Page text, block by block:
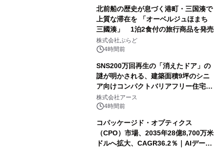
北前船の歴史が息づく港町・三国湊で
上質な滞在を 「オーベルジュほまち
三國湊」 1泊2食付の旅行商品を発売
株式会社ぷらど
4時間前
SNS200万回再生の「消えたドア」の
謎が明かされる、建築面積9坪のシニ
ア向けコンパクトバリアフリー住宅が
誕生
株式会社アース
4時間前
コパッケージド・オプティクス
（CPO）市場、2035年28億8,700万米
ドルへ拡大、CAGR36.2％｜AIデータ